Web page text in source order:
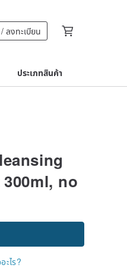
/ ลงทะเบียน
ประเภทสินค้า
no
ะไร?